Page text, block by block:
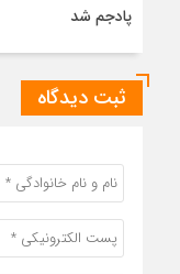
پادجم شد
ثبت دیدگاه